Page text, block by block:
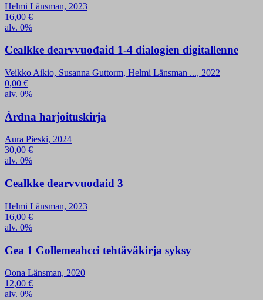
Helmi Länsman, 2023
16,00 €
alv. 0%
Cealkke dearvvuođaid 1-4 dialogien digitallenne
Veikko Aikio, Susanna Guttorm, Helmi Länsman ..., 2022
0,00 €
alv. 0%
Árdna harjoituskirja
Aura Pieski, 2024
30,00 €
alv. 0%
Cealkke dearvvuođaid 3
Helmi Länsman, 2023
16,00 €
alv. 0%
Gea 1 Gollemeahcci tehtäväkirja syksy
Oona Länsman, 2020
12,00 €
alv. 0%